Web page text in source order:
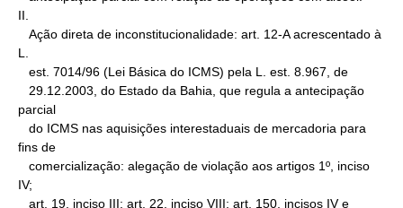
II.
L.
parcial
fins de
IV;